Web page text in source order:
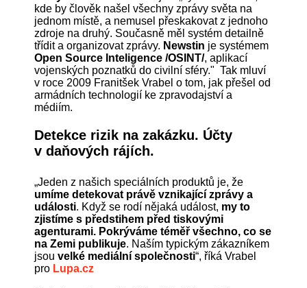
kde by člověk našel všechny zprávy světa na
jednom místě, a nemusel přeskakovat z jednoho
zdroje na druhý. Současně měl systém detailně
třídit a organizovat zprávy. Newstin je systémem
Open Source Inteligence /OSINT/, aplikací
vojenských poznatků do civilní sféry." Tak mluví
v roce 2009 Franitšek Vrabel o tom, jak přešel od
armádních technologií ke zpravodajství a
médiím.
Detekce rizik na zakázku. Účty
v daňových rájích.
„Jeden z našich speciálních produktů je, že
umíme detekovat právě vznikající zprávy a
události. Když se rodí nějaká událost, my to
zjistíme s předstihem před tiskovými
agenturami. Pokrýváme téměř všechno, co se
na Zemi publikuje. Naším typickým zákazníkem
jsou velké mediální společnosti“, říká Vrabel
pro Lupa.cz